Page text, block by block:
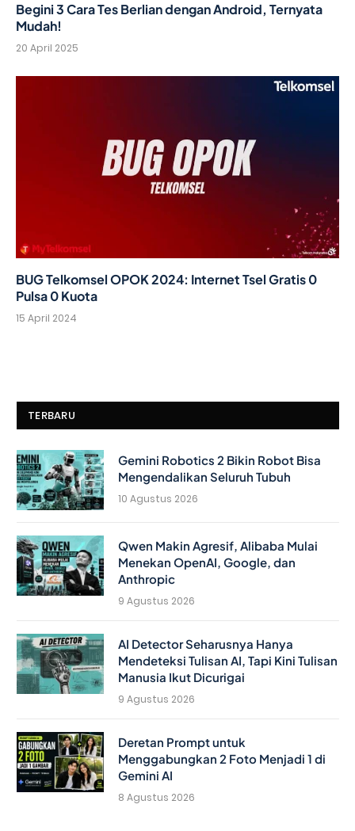
Begini 3 Cara Tes Berlian dengan Android, Ternyata
Mudah!
20 April 2025
BUG Telkomsel OPOK 2024: Internet Tsel Gratis 0
Pulsa 0 Kuota
15 April 2024
TERBARU
Gemini Robotics 2 Bikin Robot Bisa
Mengendalikan Seluruh Tubuh
10 Agustus 2026
Qwen Makin Agresif, Alibaba Mulai
Menekan OpenAI, Google, dan
Anthropic
9 Agustus 2026
AI Detector Seharusnya Hanya
Mendeteksi Tulisan AI, Tapi Kini Tulisan
Manusia Ikut Dicurigai
9 Agustus 2026
Deretan Prompt untuk
Menggabungkan 2 Foto Menjadi 1 di
Gemini AI
8 Agustus 2026